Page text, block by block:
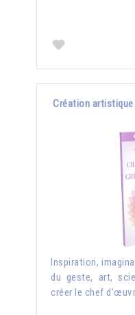
Création
Inspiration,
du geste, art,
créer le chef